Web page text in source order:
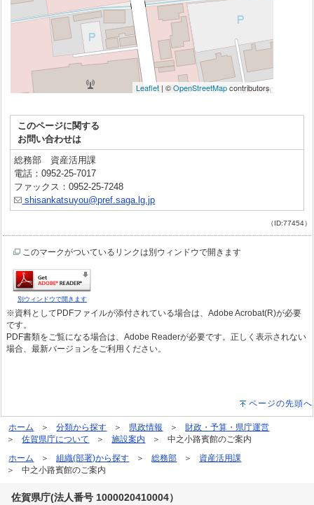
このページに関する
お問い合わせは
総務部 資産活用課
電話：0952-25-7017
ファックス：0952-25-7248
shisankatsuyou@pref.saga.lg.jp
（ID:77454）
このマークがついているリンクは別ウィンドウで開きます
別ウィンドウで開きます
※資料としてPDFファイルが添付されている場合は、Adobe Acrobat(R)が必要
です。
PDF書類をご覧になる場合は、Adobe Readerが必要です。正しく表示されない
場合、最新バージョンをご利用ください。
ページの先頭へ
ホーム 分類から探す 県政情報
財政・予算・県庁運営
佐賀県庁について
施設案内
中之小路賓館のご案内
ホーム
組織(部署)から探す 総務部
資産活用課
中之小路賓館のご案内
佐賀県庁(法人番号 1000020410004）